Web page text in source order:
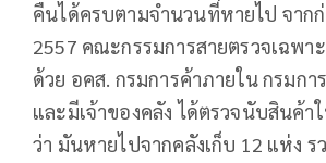
คืนได้ครบตามจำนวนที่หายไป จาก
2557 คณะกรรมการสายตรวจเฉพา
ด้วย อคส. กรมการค้าภายใน กรมกา
และมีเจ้าของคลัง ได้ตรวจนับสินค้า
ว่า มันหายไปจากคลังเก็บ 12 แห่ง